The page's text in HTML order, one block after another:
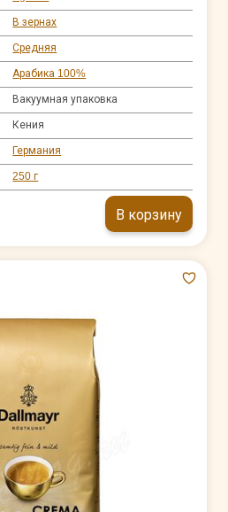
В зернах
Средняя
Арабика 100%
Вакуумная упаковка
Кения
Германия
250 г
В корзину